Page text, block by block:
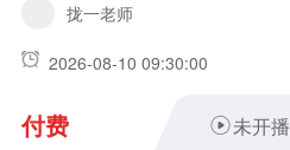
拢一老师
2026-08-10 09:30:00
付费 未开播